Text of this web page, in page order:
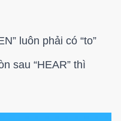
luôn phải có “to”
sau “HEAR” thì